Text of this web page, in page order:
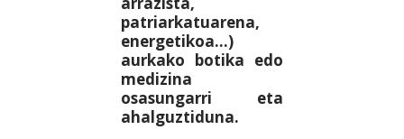
patriarkatuarena,
energetikoa…)
aurkako botika edo
medizina
osasungarri eta
ahalguztiduna.